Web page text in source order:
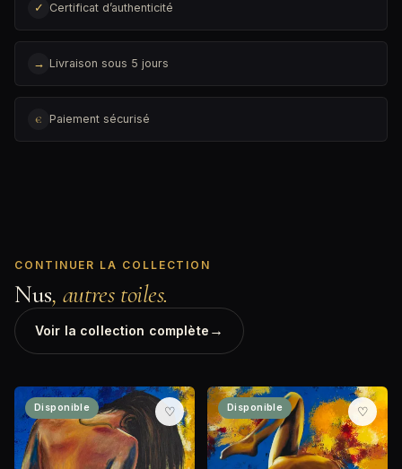
✓ Certificat d’authenticité
→ Livraison sous 5 jours
€ Paiement sécurisé
CONTINUER LA COLLECTION
Nus, autres toiles.
Voir la collection complète →
Disponible ♡ Disponible ♡